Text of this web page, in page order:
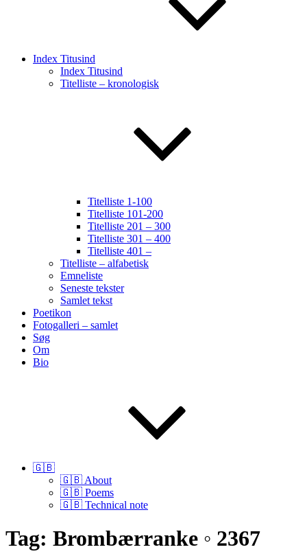
Index Titusind
Index Titusind
Titelliste – kronologisk
Titelliste 1-100
Titelliste 101-200
Titelliste 201 – 300
Titelliste 301 – 400
Titelliste 401 –
Titelliste – alfabetisk
Emneliste
Seneste tekster
Samlet tekst
Poetikon
Fotogalleri – samlet
Søg
Om
Bio
🇬🇧
🇬🇧 About
🇬🇧 Poems
🇬🇧 Technical note
Tag: Brombærranke ◦ 2367